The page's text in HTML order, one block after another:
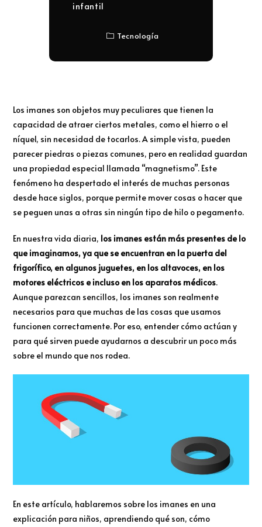
infantil
Tecnología
Los imanes son objetos muy peculiares que tienen la
capacidad de atraer ciertos metales, como el hierro o el
níquel, sin necesidad de tocarlos. A simple vista, pueden
parecer piedras o piezas comunes, pero en realidad guardan
una propiedad especial llamada “magnetismo”. Este
fenómeno ha despertado el interés de muchas personas
desde hace siglos, porque permite mover cosas o hacer que
se peguen unas a otras sin ningún tipo de hilo o pegamento.
En nuestra vida diaria, los imanes están más presentes de lo
que imaginamos, ya que se encuentran en la puerta del
frigorífico, en algunos juguetes, en los altavoces, en los
motores eléctricos e incluso en los aparatos médicos.
Aunque parezcan sencillos, los imanes son realmente
necesarios para que muchas de las cosas que usamos
funcionen correctamente. Por eso, entender cómo actúan y
para qué sirven puede ayudarnos a descubrir un poco más
sobre el mundo que nos rodea.
En este artículo, hablaremos sobre los imanes en una
explicación para niños, aprendiendo qué son, cómo